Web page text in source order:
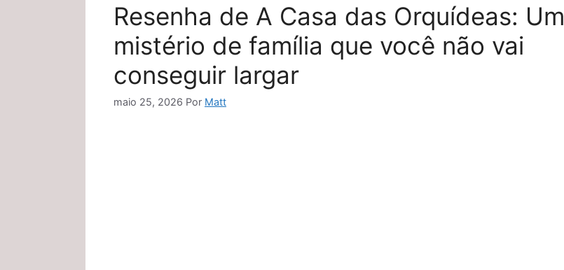
Resenha de A Casa das Orquídeas: Um
mistério de família que você não vai
conseguir largar
maio 25, 2026 Por Matt